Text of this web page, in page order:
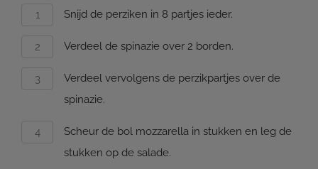
Snijd de perziken in 8 partjes ieder.
Verdeel de spinazie over 2 borden.
Verdeel vervolgens de perzikpartjes over de
spinazie.
Scheur de bol mozzarella in stukken en leg de
stukken op de salade.